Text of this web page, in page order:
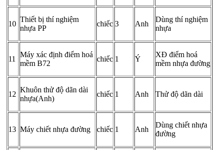
10
Thiết bị thí nghiệm
nhựa PP
chiếc 3 Anh
Dùng thí nghiệm
nhựa
11
Máy xác định điểm hoá
mềm B72
chiếc 1 Ý
XĐ điểm hoá
mềm nhựa đường
12
Khuôn thử độ dãn dài
nhựa(Anh)
chiếc 1 Anh Thử độ dãn dài
13 Máy chiết nhựa đường chiếc 1 Anh
Dùng chiết nhựa
đường